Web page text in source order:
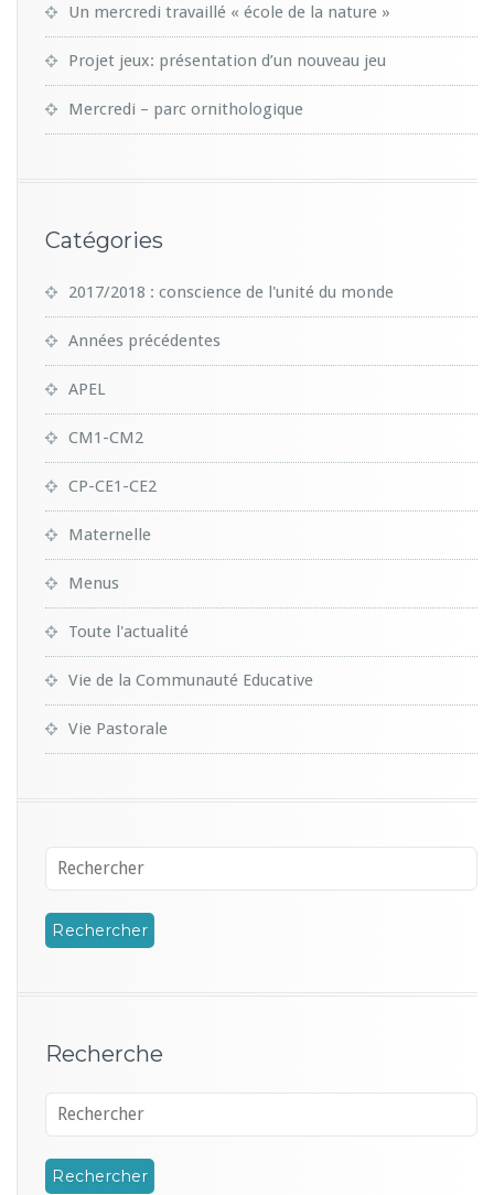
Un mercredi travaillé « école de la nature »
Projet jeux: présentation d’un nouveau jeu
Mercredi – parc ornithologique
Catégories
2017/2018 : conscience de l'unité du monde
Années précédentes
APEL
CM1-CM2
CP-CE1-CE2
Maternelle
Menus
Toute l'actualité
Vie de la Communauté Educative
Vie Pastorale
Recherche